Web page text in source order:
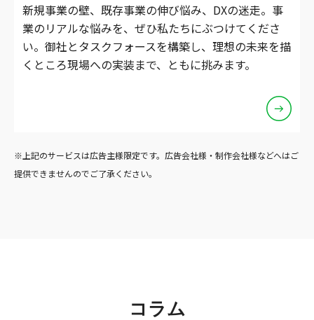
新規事業の壁、既存事業の伸び悩み、DXの迷走。事
業のリアルな悩みを、ぜひ私たちにぶつけてくださ
い。御社とタスクフォースを構築し、理想の未来を描
くところ現場への実装まで、ともに挑みます。
※上記のサービスは広告主様限定です。広告会社様・制作会社様などへはご
提供できませんのでご了承ください。
コラム